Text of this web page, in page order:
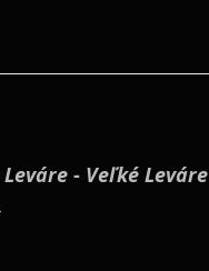
Leváre - Veľké Leváre